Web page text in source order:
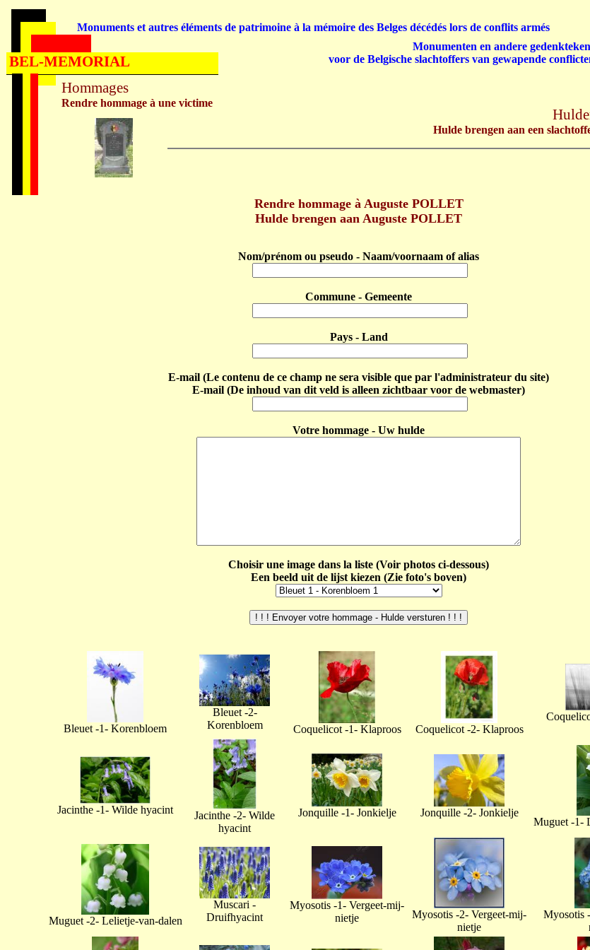
Rendre hommage à Auguste POLLET
Hulde brengen aan Auguste POLLET
Nom/prénom ou pseudo - Naam/voornaam of alias
Commune - Gemeente
Pays - Land
E-mail (Le contenu de ce champ ne sera visible que par l'administrateur du site)
E-mail (De inhoud van dit veld is alleen zichtbaar voor de webmaster)
Votre hommage - Uw hulde
Choisir une image dans la liste (Voir photos ci-dessous)
Een beeld uit de lijst kiezen (Zie foto's boven)
Bleuet -1- Korenbloem
Bleuet -2-
Korenbloem
Coquelicot -1- Klaproos Coquelicot -2- Klaproos
Jacinthe -1- Wilde hyacint
Jacinthe -2- Wilde
hyacint
Jonquille -1- Jonkielje Jonquille -2- Jonkielje
Muguet -1-
Muguet -2- Lelietje-van-dalen
Muscari -
Druifhyacint
Myosotis -1- Vergeet-mij-
nietje
Myosotis -2- Vergeet-mij-
nietje
Myosotis
Hommages
Rendre hommage à une victime
Hulde brengen aan een
Monuments et autres éléments de patrimoine à la mémoire des Belges décédés lors de conflits armés
Monumenten en andere
voor de Belgische slachtoffers van gewapende
BEL-MEMORIAL